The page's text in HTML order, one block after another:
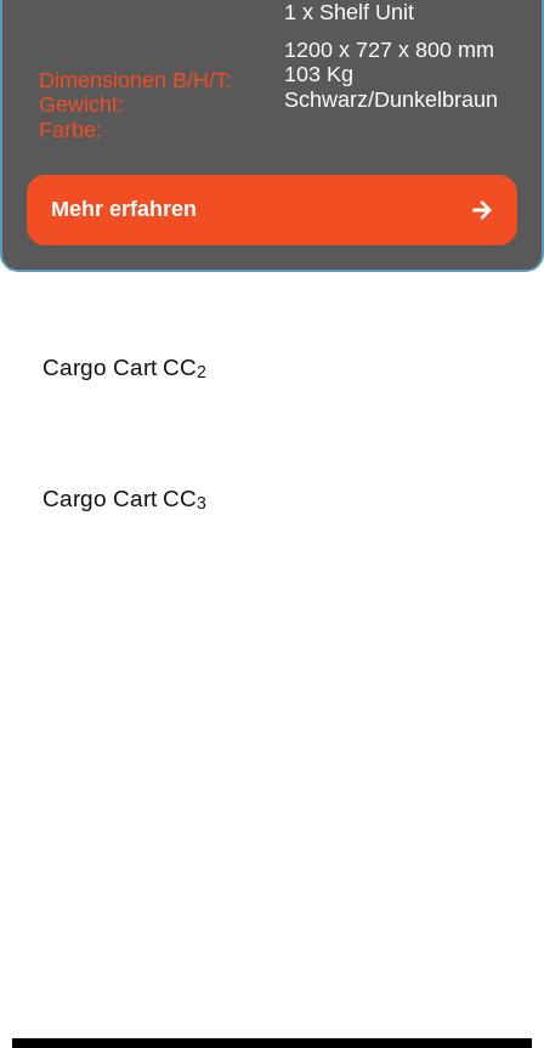
Cargo Cart CC2
Cargo Cart CC3
1 x Shelf Unit
Dimensionen B/H/T:
1200 x 727 x 800 mm
Gewicht:
103 Kg
Farbe:
Schwarz/Dunkelbraun
Mehr erfahren